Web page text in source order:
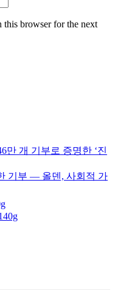
this browser for the next
만 개 기부로 증명한 ‘진
기부 — 올덴, 사회적 가